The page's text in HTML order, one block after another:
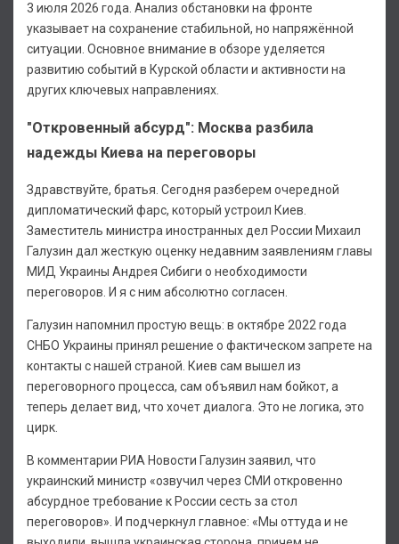
3 июля 2026 года. Анализ обстановки на фронте
указывает на сохранение стабильной, но напряжённой
ситуации. Основное внимание в обзоре уделяется
развитию событий в Курской области и активности на
других ключевых направлениях.
"Откровенный абсурд": Москва разбила
надежды Киева на переговоры
Здравствуйте, братья. Сегодня разберем очередной
дипломатический фарс, который устроил Киев.
Заместитель министра иностранных дел России Михаил
Галузин дал жесткую оценку недавним заявлениям главы
МИД Украины Андрея Сибиги о необходимости
переговоров. И я с ним абсолютно согласен.
Галузин напомнил простую вещь: в октябре 2022 года
СНБО Украины принял решение о фактическом запрете на
контакты с нашей страной. Киев сам вышел из
переговорного процесса, сам объявил нам бойкот, а
теперь делает вид, что хочет диалога. Это не логика, это
цирк.
В комментарии РИА Новости Галузин заявил, что
украинский министр «озвучил через СМИ откровенно
абсурдное требование к России сесть за стол
переговоров». И подчеркнул главное: «Мы оттуда и не